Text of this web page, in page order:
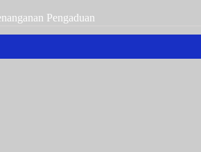
Pengaduan